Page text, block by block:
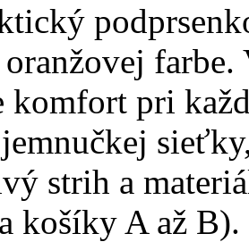
komfort pri
strih a
košíky A až B).